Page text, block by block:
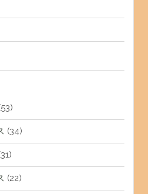
(34)
(22)